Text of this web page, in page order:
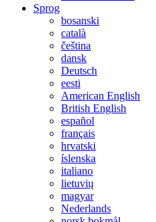
Sprog
bosanski
català
čeština
dansk
Deutsch
eesti
American English
British English
español
français
hrvatski
íslenska
italiano
lietuvių
magyar
Nederlands